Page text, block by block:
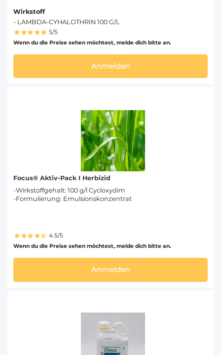
Wirkstoff
- LAMBDA-CYHALOTHRIN 100 G/L
5/5
Wenn du die Preise sehen möchtest, melde dich bitte an.
Anmelden
Focus® Aktiv-Pack I Herbizid
-Wirkstoffgehalt: 100 g/l Cycloxydim
-Formulierung: Emulsionskonzentrat
4.5/5
Wenn du die Preise sehen möchtest, melde dich bitte an.
Anmelden